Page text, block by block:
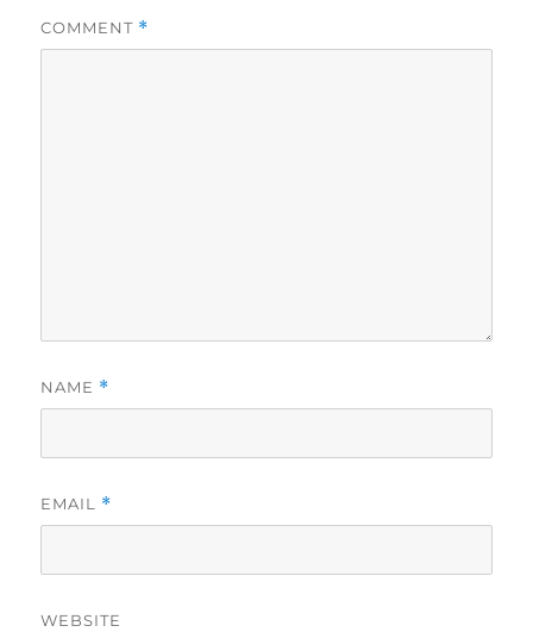
COMMENT *
NAME *
EMAIL *
WEBSITE